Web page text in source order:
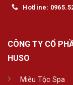
Hotline:
CÔNG TY CỔ
HUSO
Miêu Tộc Spa